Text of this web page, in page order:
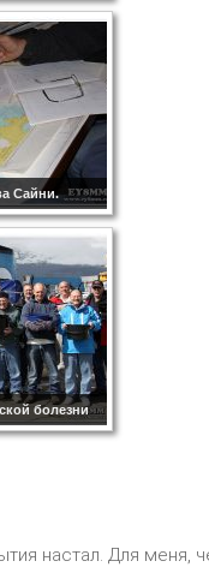
Сайни.
болезни
настал. Для меня,